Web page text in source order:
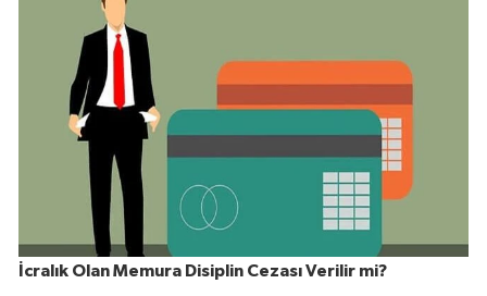
İcralık Olan Memura Disiplin Cezası Verilir mi?